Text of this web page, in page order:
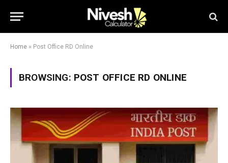
Home » Post Office RD Online
BROWSING: POST OFFICE RD ONLINE